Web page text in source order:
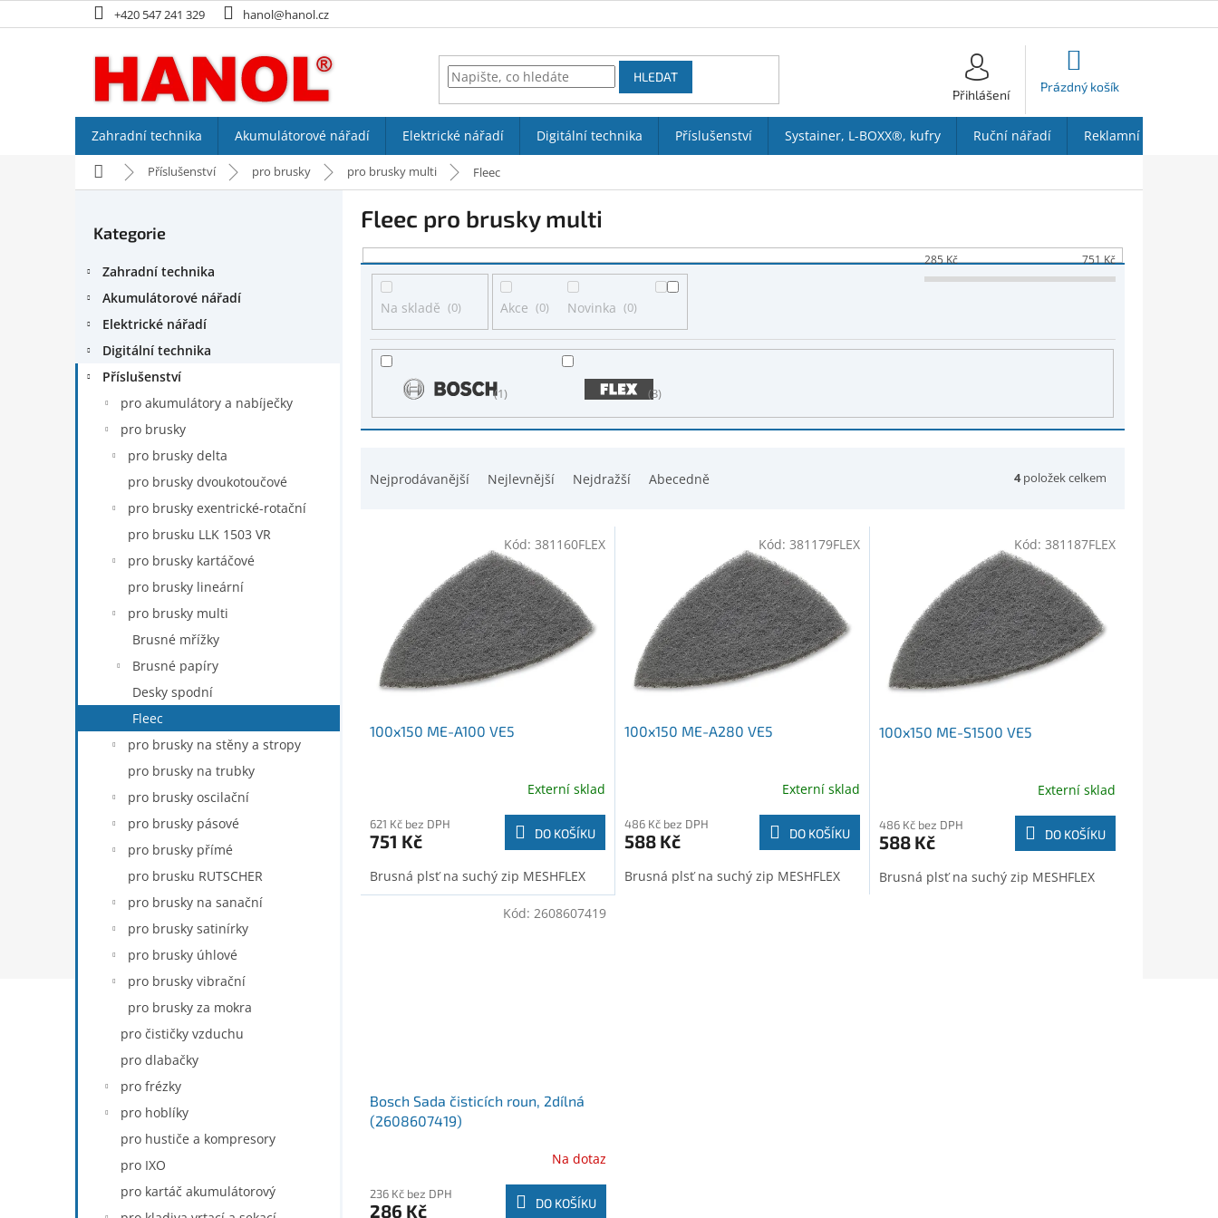
na
+420 547 241 329 hanol@hanol.cz
HLEDAT
Přihlášení
Prázdný košík
Zahradní technika Akumulátorové nářadí Elektrické nářadí Digitální technika Příslušenství Systainer, L-BOXX®, kufry Ruční nářadí Reklamní předměty
Domů Příslušenství pro brusky pro brusky multi Fleec
í
Přeskočit
Kategorie
Zahradní technika
Akumulátorové nářadí
Elektrické nářadí
Digitální technika
Příslušenství
pro akumulátory a nabíječky
pro brusky
pro brusky delta
pro brusky dvoukotoučové
pro brusky exentrické-rotační
pro brusku LLK 1503 VR
pro brusky kartáčové
pro brusky lineární
pro brusky multi
Brusné mřížky
Brusné papíry
Desky spodní
Fleec
pro brusky na stěny a stropy
pro brusky na trubky
pro brusky oscilační
pro brusky pásové
pro brusky přímé
pro brusku RUTSCHER
pro brusky na sanační
pro brusky satinírky
pro brusky úhlové
pro brusky vibrační
pro brusky za mokra
pro čističky vzduchu
pro dlabačky
pro frézky
pro hoblíky
pro hustiče a kompresory
pro IXO
pro kartáč akumulátorový
Fleec pro brusky multi
Nejprodávanější Nejlevnější Nejdražší Abecedně 4položek celkem
285Kč 751Kč
Na skladě 0 Akce 0 Novinka 0
1 3
V
u
100x150 ME-A100 VE5
Externí sklad
621 Kč bez DPH
751 Kč DO KOŠÍKU
Brusná plsť na suchý zip MESHFLEX
Kód: 381160FLEX
100x150 ME-A280 VE5
Externí sklad
486 Kč bez DPH
588 Kč DO KOŠÍKU
Brusná plsť na suchý zip MESHFLEX
Kód: 381179FLEX
100x150 ME-S1500 VE5
Externí sklad
486 Kč bez DPH
588 Kč DO KOŠÍKU
Brusná plsť na suchý zip MESHFLEX
Kód: 381187FLEX
Bosch Sada čisticích roun, 2dílná
(2608607419)
Na dotaz
236 Kč bez DPH
286 Kč DO KOŠÍKU
Kód: 2608607419